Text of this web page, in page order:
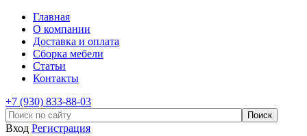
Главная
О компании
Доставка и оплата
Сборка мебели
Статьи
Контакты
+7 (930) 833-88-03
Вход Регистрация